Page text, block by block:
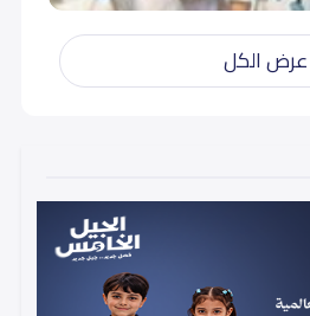
عرض الكل